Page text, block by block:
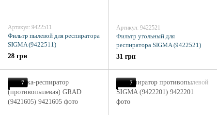
Артикул: 9422511
Фильтр пылевой для респиратора
SIGMA (9422511)
28 грн
Артикул: 9422521
Фильтр угольный для
респиратора SIGMA (9422521)
31 грн
7 7